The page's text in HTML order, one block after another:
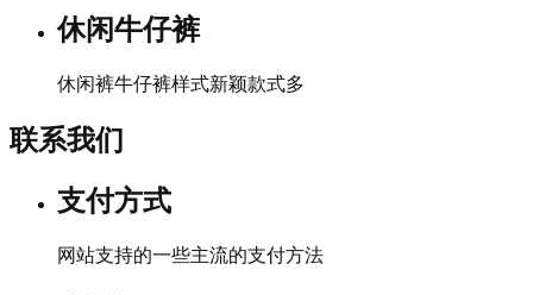
休闲牛仔裤
休闲裤牛仔裤样式新颖款式多
联系我们
支付方式
网站支持的一些主流的支付方法